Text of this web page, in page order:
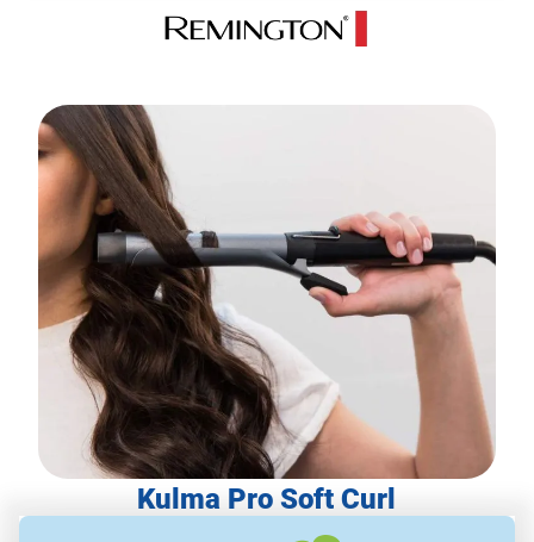
Kulma Pro Soft Curl